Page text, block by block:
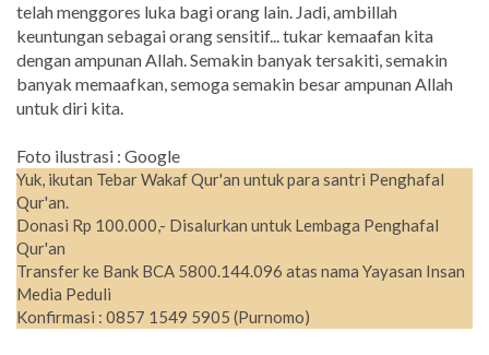
telah menggores luka bagi orang lain. Jadi, ambillah
keuntungan sebagai orang sensitif... tukar kemaafan kita
dengan ampunan Allah. Semakin banyak tersakiti, semakin
banyak memaafkan, semoga semakin besar ampunan Allah
untuk diri kita.
Foto ilustrasi : Google
Yuk, ikutan Tebar Wakaf Qur'an untuk para santri Penghafal
Qur'an.
Donasi Rp 100.000,- Disalurkan untuk Lembaga Penghafal
Qur'an
Transfer ke Bank BCA 5800.144.096 atas nama Yayasan Insan
Media Peduli
Konfirmasi : 0857 1549 5905 (Purnomo)